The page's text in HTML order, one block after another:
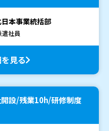
本事業統括部
遣社員
見る
開設/残業10h/研修制度